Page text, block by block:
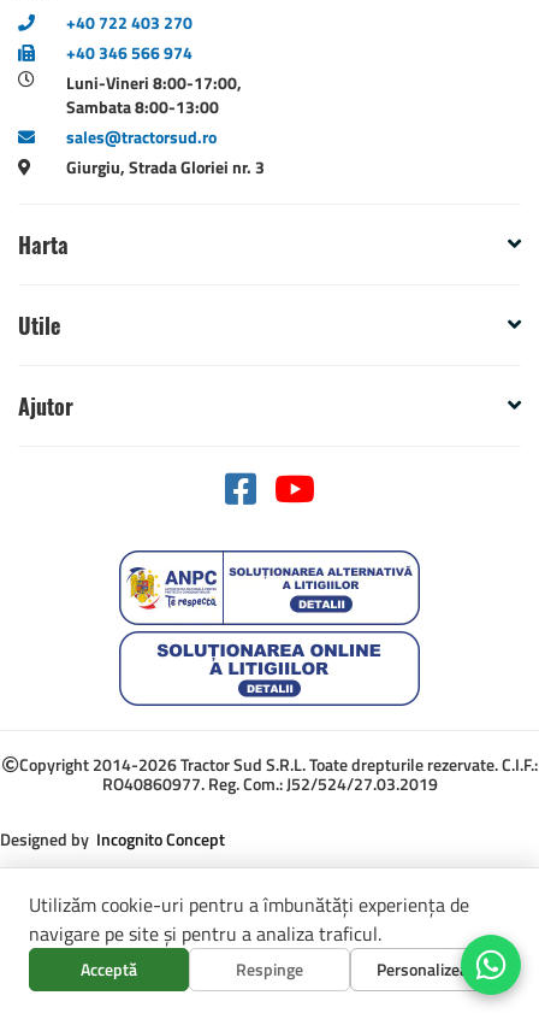
+40 722 403 270
+40 346 566 974
Luni-Vineri 8:00-17:00,
Sambata 8:00-13:00
sales@tractorsud.ro
Giurgiu, Strada Gloriei nr. 3
Harta
Utile
Ajutor
Utilizăm cookie-uri pentru a îmbunătăți experiența de
navigare pe site și pentru a analiza traficul.
Acceptă Respinge Personalizează
Copyright 2014-2026 Tractor Sud S.R.L. Toate drepturile rezervate. C.I.F.:
RO40860977. Reg. Com.: J52/524/27.03.2019
Designed by Incognito Concept